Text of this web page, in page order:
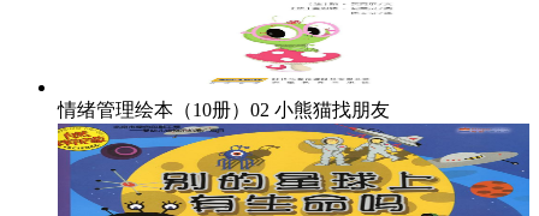
情绪管理绘本（10册）02 小熊猫找朋友